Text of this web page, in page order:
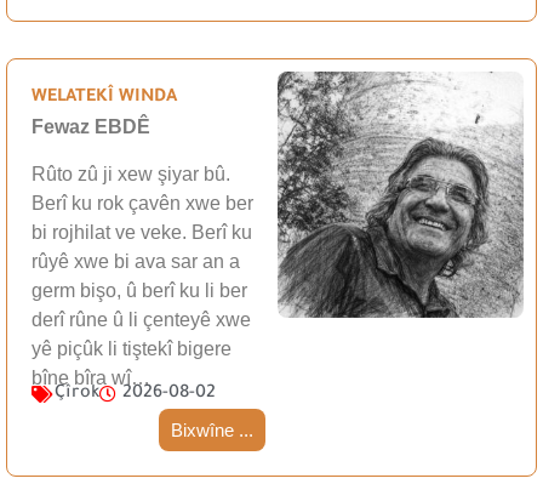
WELATEKÎ WINDA
Fewaz EBDÊ
Rûto zû ji xew şiyar bû.
Berî ku rok çavên xwe ber
bi rojhilat ve veke. Berî ku
rûyê xwe bi ava sar an a
germ bişo, û berî ku li ber
derî rûne û li çenteyê xwe
yê piçûk li tiştekî bigere
bîne bîra wî…
Çîrok 2026-08-02
Bixwîne ...